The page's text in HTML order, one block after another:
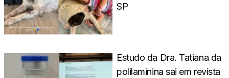
SP
Estudo da Dra. Tatiana da
polilaminina sai em revista